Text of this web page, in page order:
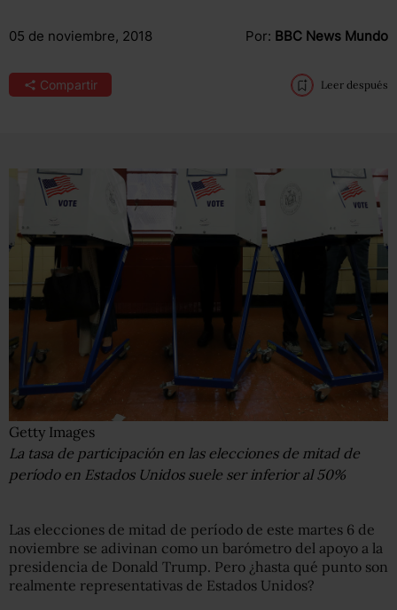
05 de noviembre, 2018 Por: BBC News Mundo
Compartir Leer después
Getty Images
La tasa de participación en las elecciones de mitad de
período en Estados Unidos suele ser inferior al 50%
Las elecciones de mitad de período de este martes 6 de
noviembre se adivinan como un barómetro del apoyo a la
presidencia de Donald Trump. Pero ¿hasta qué punto son
realmente representativas de Estados Unidos?